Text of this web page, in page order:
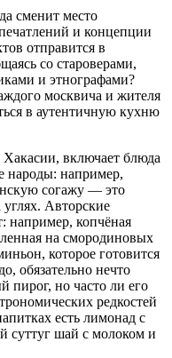
сменит место
и концепции
отправится в
со староверами,
и этнографами?
москвича и жителя
в аутентичную кухню
Хакасии, включает блюда
народы: например,
согажу — это
Авторские
например, копчёная
на смородиновых
которое готовится
обязательно нечто
но часто ли его
редкостей
есть лимонад с
суттуг шай с молоком и